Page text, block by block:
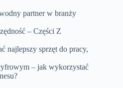
partner w branży
– Części Z
najlepszy sprzęt do pracy,
– jak wykorzystać